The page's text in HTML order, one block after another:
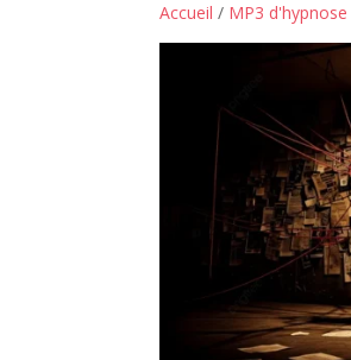
Accueil / MP3 d'hypnose